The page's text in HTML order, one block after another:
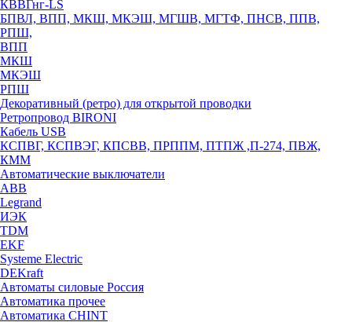
КВВГнг-LS
БПВЛ, ВПП, МКШ, МКЭШ, МГШВ, МГТФ, ПНСВ, ППВ,
РПШ,
ВПП
МКШ
МКЭШ
РПШ
Декоративный (ретро) для открытой проводки
Ретропровод BIRONI
Кабель USB
КСПВГ, КСПВЭГ, КПСВВ, ПРППМ, ПТПЖ ,П-274, ПВЖ,
КММ
Автоматические выключатели
ABB
Legrand
ИЭК
TDM
EKF
Systeme Electric
DEKraft
Автоматы силовые Россия
Автоматика прочее
Автоматика CHINT